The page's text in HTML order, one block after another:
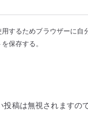
するためブラウザーに自
保存する。
投稿は無視されますの